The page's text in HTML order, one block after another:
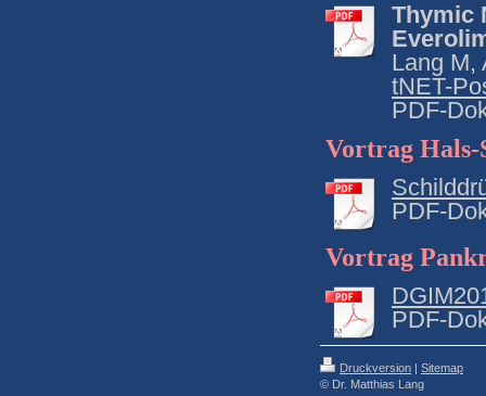
Thymic
Lang M,
tNET-
PDF-
Vortrag Hals-
PDF-
Vortrag
PDF-
Druckversion | Sitemap
© Dr. Matthias Lang